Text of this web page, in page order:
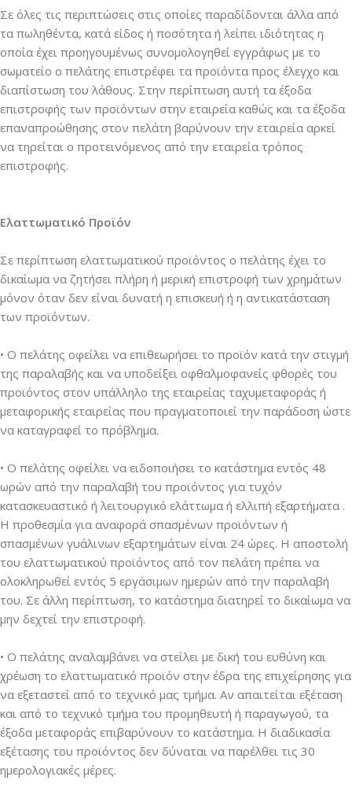
Σε όλες τις περιπτώσεις στις οποίες παραδίδονται άλλα από
τα πωληθέντα, κατά είδος ή ποσότητα ή λείπει ιδιότητας η
οποία έχει προηγουμένως συνομολογηθεί εγγράφως με το
σωματείο ο πελάτης επιστρέφει τα προϊόντα προς έλεγχο και
διαπίστωση του λάθους. Στην περίπτωση αυτή τα έξοδα
επιστροφής των προϊόντων στην εταιρεία καθώς και τα έξοδα
επαναπροώθησης στον πελάτη βαρύνουν την εταιρεία αρκεί
να τηρείται ο προτεινόμενος από την εταιρεία τρόπος
επιστροφής.
Ελαττωματικό Προϊόν
Σε περίπτωση ελαττωματικού προϊόντος ο πελάτης έχει το
δικαίωμα να ζητήσει πλήρη ή μερική επιστροφή των χρημάτων
μόνον όταν δεν είναι δυνατή η επισκευή ή η αντικατάσταση
των προϊόντων.
• Ο πελάτης οφείλει να επιθεωρήσει το προϊόν κατά την στιγμή
της παραλαβής και να υποδείξει οφθαλμοφανείς φθορές του
προϊόντος στον υπάλληλο της εταιρείας ταχυμεταφοράς ή
μεταφορικής εταιρείας που πραγματοποιεί την παράδοση ώστε
να καταγραφεί το πρόβλημα.
• Ο πελάτης οφείλει να ειδοποιήσει το κατάστημα εντός 48
ωρών από την παραλαβή του προϊόντος για τυχόν
κατασκευαστικό ή λειτουργικό ελάττωμα ή ελλιπή εξαρτήματα .
Η προθεσμία για αναφορά σπασμένων προϊόντων ή
σπασμένων γυάλινων εξαρτημάτων είναι 24 ώρες. Η αποστολή
του ελαττωματικού προϊόντος από τον πελάτη πρέπει να
ολοκληρωθεί εντός 5 εργάσιμων ημερών από την παραλαβή
του. Σε άλλη περίπτωση, το κατάστημα διατηρεί το δικαίωμα να
μην δεχτεί την επιστροφή.
• Ο πελάτης αναλαμβάνει να στείλει με δική του ευθύνη και
χρέωση το ελαττωματικό προϊόν στην έδρα της επιχείρησης για
να εξεταστεί από το τεχνικό μας τμήμα. Αν απαιτείται εξέταση
και από το τεχνικό τμήμα του προμηθευτή ή παραγωγού, τα
έξοδα μεταφοράς επιβαρύνουν το κατάστημα. Η διαδικασία
εξέτασης του προϊόντος δεν δύναται να παρέλθει τις 30
ημερολογιακές μέρες.